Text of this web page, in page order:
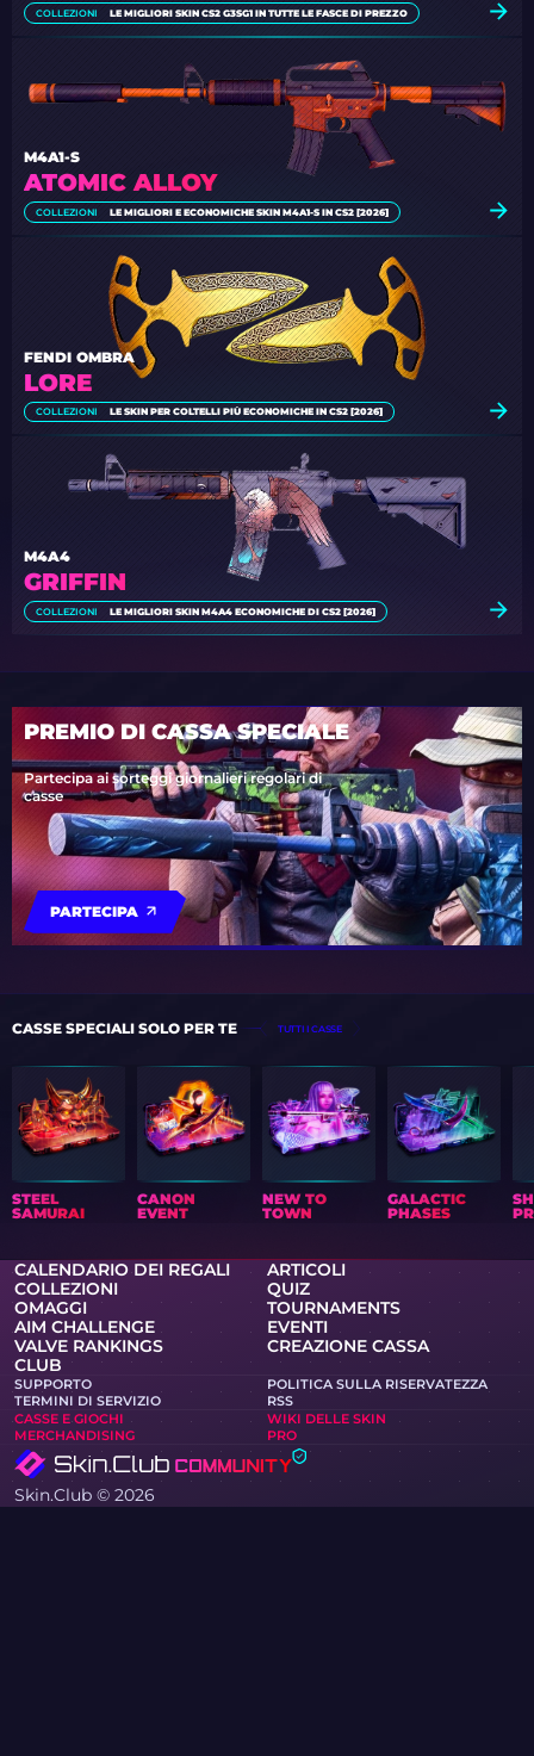
COLLEZIONI LE MIGLIORI SKIN CS2 G3SG1 IN TUTTE LE FASCE DI PREZZO
ATOMIC ALLOY
M4A1-S
COLLEZIONI LE MIGLIORI E ECONOMICHE SKIN M4A1-S IN CS2 [2026]
LORE
FENDI OMBRA
COLLEZIONI LE SKIN PER COLTELLI PIÙ ECONOMICHE IN CS2 [2026]
GRIFFIN
M4A4
COLLEZIONI LE MIGLIORI SKIN M4A4 ECONOMICHE DI CS2 [2026]
PREMIO DI CASSA SPECIALE
Partecipa ai sorteggi giornalieri regolari di
casse
PARTECIPA
CASSE SPECIALI SOLO PER TE TUTTI I CASSE
STEEL
SAMURAI
CANON
EVENT
NEW TO
TOWN
GALACTIC
PHASES
CALENDARIO DEI REGALI
ARTICOLI
COLLEZIONI
QUIZ
OMAGGI
TOURNAMENTS
AIM CHALLENGE
EVENTI
VALVE RANKINGS
CREAZIONE CASSA
CLUB
SUPPORTO
POLITICA SULLA RISERVATEZZA
TERMINI DI SERVIZIO
RSS
CASSE E GIOCHI
WIKI DELLE SKIN
MERCHANDISING
PRO
Skin.Club © 2026